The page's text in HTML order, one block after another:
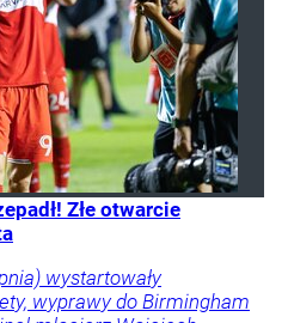
Złe otwarcie
wystartowały
wyprawy do Birmingham